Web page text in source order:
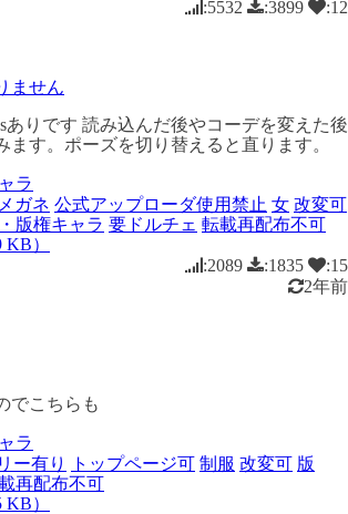
:5532 :3899
:12
ません
ありです 読み込んだ後やコーデを変えた後
ます。ポーズを切り替えると直ります。
ラ
メガネ 公式アップローダ使用禁止 女 改変可
版権キャラ 要ドルチェ 転載再配布不可
）
:2089
:1835
:15
2年前
でこちらも
ラ
ー有り トップページ可 制服 改変可 版
再配布不可
）